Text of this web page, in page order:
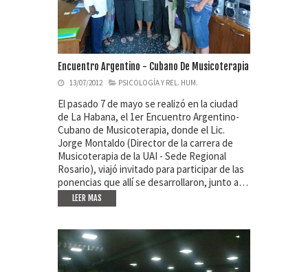
Encuentro Argentino - Cubano De Musicoterapia
13/07/2012 PSICOLOGÍA Y REL. HUM.
El pasado 7 de mayo se realizó en la ciudad
de La Habana, el 1er Encuentro Argentino-
Cubano de Musicoterapia, donde el Lic.
Jorge Montaldo (Director de la carrera de
Musicoterapia de la UAI - Sede Regional
Rosario), viajó invitado para participar de las
ponencias que allí se desarrollaron, junto a…
LEER MAS